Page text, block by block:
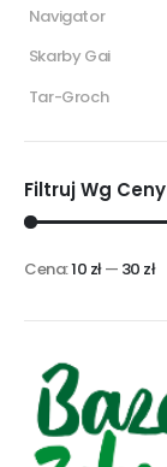
Navigator
Skarby Gai
Tar-Groch
Filtruj Wg Ceny
Cena:10 zł— 30 zł